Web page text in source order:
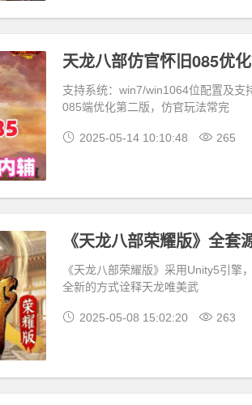
支持系统：win7/win1064位配置及支
085端优化第二版，仿官玩法常完
2025-05-14 10:10:48 265
《天龙八部荣耀版》全套
《天龙八部荣耀版》采用Unity5引擎
全新的方式诠释天龙唯美武
2025-05-08 15:02:20 263